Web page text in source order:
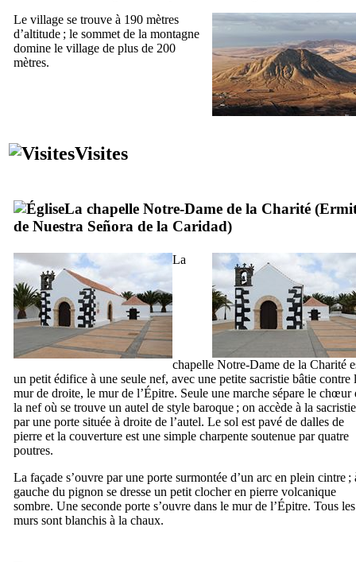
Le village se trouve à 190 mètres
d’altitude ; le sommet de la montagne
domine le village de plus de 200
mètres.
Visites
La chapelle Notre-Dame de la Charité (
de Nuestra Señora de la Caridad)
La
chapelle Notre-Dame de la Charité
un petit édifice à une seule nef, avec une petite sacristie bâtie contre
mur de droite, le mur de l’Épitre. Seule une marche sépare le chœur
la nef où se trouve un autel de style baroque ; on accède à la sacristie
par une porte située à droite de l’autel. Le sol est pavé de dalles de
pierre et la couverture est une simple charpente soutenue par quatre
poutres.
La façade s’ouvre par une porte surmontée d’un arc en plein cintre ;
gauche du pignon se dresse un petit clocher en pierre volcanique
sombre. Une seconde porte s’ouvre dans le mur de l’Épitre. Tous les
murs sont blanchis à la chaux.